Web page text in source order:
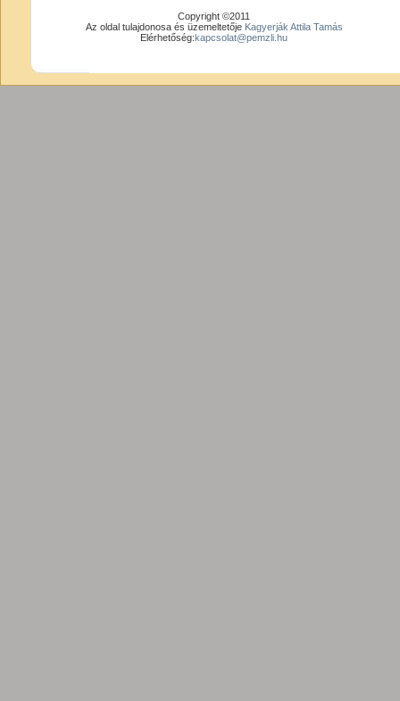
Copyright ©2011
Az oldal tulajdonosa és üzemeltetője Kagyerják Attila Tamás
Elérhetőség:kapcsolat@pemzli.hu